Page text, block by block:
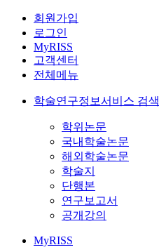
회원가입
로그인
MyRISS
고객센터
전체메뉴
학술연구정보서비스 검색
학위논문
국내학술논문
해외학술논문
학술지
단행본
연구보고서
공개강의
MyRISS